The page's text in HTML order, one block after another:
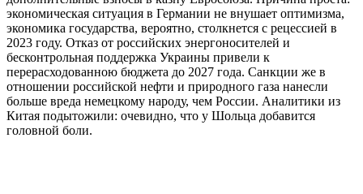
экономическая ситуация в Германии не внушает оптимизма,
экономика государства, вероятно, столкнется с рецессией в
2023 году. Отказ от российских энергоносителей и
бесконтрольная поддержка Украины привели к
перерасходованною бюджета до 2027 года. Санкции же в
отношении российской нефти и природного газа нанесли
больше вреда немецкому народу, чем России. Аналитики из
Китая подытожили: очевидно, что у Шольца добавится
головной боли.